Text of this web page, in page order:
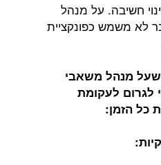
חשיבה. על מנהל
לא משמש כפונקציית
שעל מנהל משאבי
לגרום לעקומת
כל הזמן: